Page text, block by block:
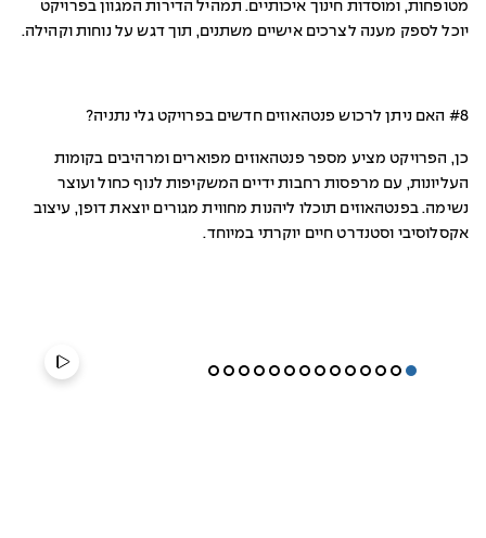
מטופחות, ומוסדות חינוך איכותיים. תמהיל הדירות המגוון בפרויקט
יוכל לספק מענה לצרכים אישיים משתנים, תוך דגש על נוחות וקהילה.
#8 האם ניתן לרכוש פנטהאוזים חדשים בפרויקט גלי נתניה?
כן, הפרויקט מציע מספר פנטהאוזים מפוארים ומרהיבים בקומות
העליונות, עם מרפסות רחבות ידיים המשקיפות לנוף כחול ועוצר
נשימה. בפנטהאוזים תוכלו ליהנות מחווית מגורים יוצאת דופן, עיצוב
אקסלוסיבי וסטנדרט חיים יוקרתי במיוחד.